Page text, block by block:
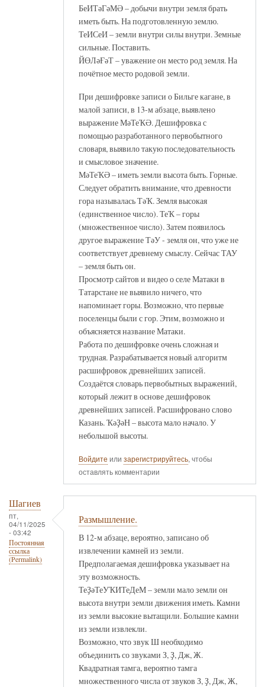
БеИТәГәМӘ – добычи внутри земля брать
иметь быть. На подготовленную землю.
ТеИСеИ – земли внутри силы внутри. Земные
сильные. Поставить.
ЙӨЛәҒәТ – уважение он место род земля. На
почётное место родовой земли.
При дешифровке записи о Бильге кагане, в
малой записи, в 13-м абзаце, выявлено
выражение МәТеҠӘ. Дешифровка с
помощью разработанного первобытного
словаря, выявило такую последовательность
и смысловое значение.
МәТеҠӘ – иметь земли высота быть. Горные.
Следует обратить внимание, что древности
гора называлась ТәҠ. Земля высокая
(единственное число). ТеҠ – горы
(множественное число). Затем появилось
другое выражение ТәУ - земля он, что уже не
соответствует древнему смыслу. Сейчас ТАУ
– земля быть он.
Просмотр сайтов и видео о селе Матаки в
Татарстане не выявило ничего, что
напоминает горы. Возможно, что первые
поселенцы были с гор. Этим, возможно и
объясняется название Матаки.
Работа по дешифровке очень сложная и
трудная. Разрабатывается новый алгоритм
расшифровок древнейших записей.
Создаётся словарь первобытных выражений,
который лежит в основе дешифровок
древнейших записей. Расшифровано слово
Казань. ҠәҘәН – высота мало начало. У
небольшой высоты.
Войдите или зарегистрируйтесь, чтобы
оставлять комментарии
Шагиев
пт,
04/11/2025
- 03:42
Постоянная
ссылка
(Permalink)
Размышление.
В 12-м абзаце, вероятно, записано об
извлечении камней из земли.
Предполагаемая дешифровка указывает на
эту возможность.
ТеҘәТеУҠИТеДеМ – земли мало земли он
высота внутри земли движения иметь. Камни
из земли высокие вытащили. Большие камни
из земли извлекли.
Возможно, что звук Ш необходимо
объединить со звуками З, Ҙ, Дж, Ж.
Квадратная тамга, вероятно тамга
множественного числа от звуков З, Ҙ, Дж, Ж,